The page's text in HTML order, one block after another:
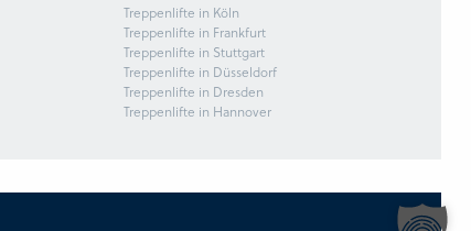
Treppenlifte in Köln
Treppenlifte in Frankfurt
Treppenlifte in Stuttgart
Treppenlifte in Düsseldorf
Treppenlifte in Dresden
Treppenlifte in Hannover